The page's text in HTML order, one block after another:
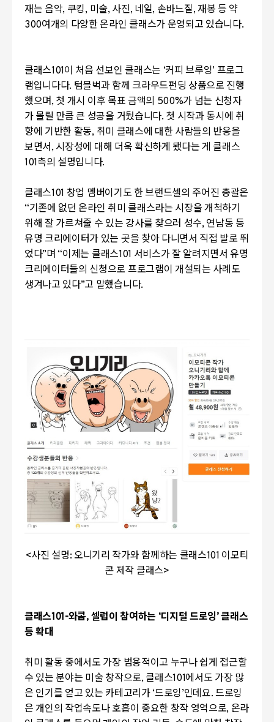
재는 음악, 쿠킹, 미술, 사진, 네일, 손바느질,재봉 등 약
300여개의 다양한 온라인 클래스가 운영되고 있습니다.
클래스101이 처음 선보인 클래스는 ‘커피 브루잉’ 프로그
램입니다다. 텀블벅과 함께 크라우드펀딩 상품으로 진행
했으며 , 첫 개시 이후 목표 금액의 500%가 넘는 신청자
가 몰릴 만큼 큰 성공을 거뒀습니다. 첫 시작과 동시에 취
향에 기반한 활동, 취미 클래스에 대한 사람들의 반응을
보면서 , 시장성에 대해 더욱 확신하게 됐다는 게 클래스
101측의 설명입니다.
클래스101 창업 멤버이기도 한 브랜드셀의 주어진 총괄은
“기존에 없던 온라인 취미 클래스라는 시장을 개척하기
위해 잘 가르쳐줄 수 있는 강사를 찾으러 성수, 연남동 등
유명 크리에이터가 있는 곳을 찾아 다니면서 직접 발로 뛰
었다”며 “이제는 클래스101 서비스가 잘 알려지면서 유명
크리에이터들의 신청으로 프로그램이 개설되는 사례도
생겨나고 있다”고 말했습니다.
<사진 설명: 오니기리 작가와 함께하는 클래스101 이모티
콘 제작 클래스>
클래스101-와콤, 셀럽이 참여하는 ‘디지털 드로잉’클래스
등 확대
취미 활동 중에서도 가장 범용적이고 누구나 쉽게 접근할
수 있는 분야는 미술 창작으로, 클래스101에서도 가장 많
은 인기를 얻고 있는 카테고리가 ‘드로잉’인데요.드로잉
은 개인의 작업속도나 호흡이 중요한 창작 영역으로, 온라